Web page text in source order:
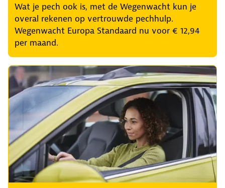
Wat je pech ook is, met de Wegenwacht kun je
overal rekenen op vertrouwde pechhulp.
Wegenwacht Europa Standaard nu voor € 12,94
per maand.